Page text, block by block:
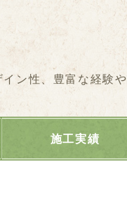
墓石のこと
ン性、豊富な経験
施工実績